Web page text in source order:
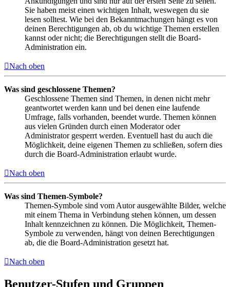
Sie haben meist einen wichtigen Inhalt, weswegen du sie
lesen solltest. Wie bei den Bekanntmachungen hängt es von
deinen Berechtigungen ab, ob du wichtige Themen erstellen
kannst oder nicht; die Berechtigungen stellt die Board-
Administration ein.
Nach oben
Was sind geschlossene Themen?
Geschlossene Themen sind Themen, in denen nicht mehr
geantwortet werden kann und bei denen eine laufende
Umfrage, falls vorhanden, beendet wurde. Themen können
aus vielen Gründen durch einen Moderator oder
Administrator gesperrt werden. Eventuell hast du auch die
Möglichkeit, deine eigenen Themen zu schließen, sofern dies
durch die Board-Administration erlaubt wurde.
Nach oben
Was sind Themen-Symbole?
Themen-Symbole sind vom Autor ausgewählte Bilder, welche
mit einem Thema in Verbindung stehen können, um dessen
Inhalt kennzeichnen zu können. Die Möglichkeit, Themen-
Symbole zu verwenden, hängt von deinen Berechtigungen
ab, die die Board-Administration gesetzt hat.
Nach oben
Benutzer-Stufen und Gruppen